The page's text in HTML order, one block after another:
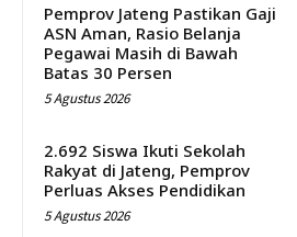
Pemprov Jateng Pastikan Gaji
ASN Aman, Rasio Belanja
Pegawai Masih di Bawah
Batas 30 Persen
5 Agustus 2026
2.692 Siswa Ikuti Sekolah
Rakyat di Jateng, Pemprov
Perluas Akses Pendidikan
5 Agustus 2026